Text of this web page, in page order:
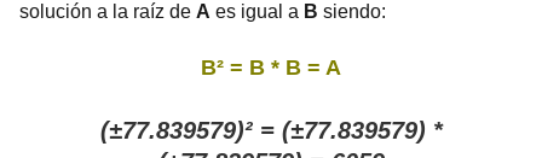
solución a la raíz de A es igual a B siendo:
B² = B * B = A
(±77.839579)² = (±77.839579) *